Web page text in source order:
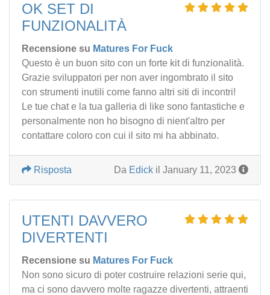
OK SET DI
FUNZIONALITÀ
Recensione su Matures For Fuck
Questo è un buon sito con un forte kit di funzionalità.
Grazie sviluppatori per non aver ingombrato il sito
con strumenti inutili come fanno altri siti di incontri!
Le tue chat e la tua galleria di like sono fantastiche e
personalmente non ho bisogno di nient'altro per
contattare coloro con cui il sito mi ha abbinato.
Da Edick il January 11, 2023
Risposta
UTENTI DAVVERO
DIVERTENTI
Recensione su Matures For Fuck
Non sono sicuro di poter costruire relazioni serie qui,
ma ci sono davvero molte ragazze divertenti, attraenti